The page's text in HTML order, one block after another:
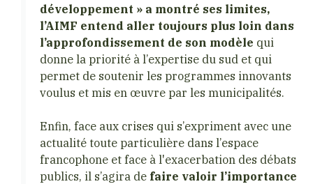
développement » a montré ses limites,
l’AIMF entend aller toujours plus loin dans
l’approfondissement de son modèle qui
donne la priorité à l’expertise du sud et qui
permet de soutenir les programmes innovants
voulus et mis en œuvre par les municipalités.
Enfin, face aux crises qui s’expriment avec une
actualité toute particulière dans l’espace
francophone et face à l'exacerbation des débats
publics, il s’agira de faire valoir l’importance